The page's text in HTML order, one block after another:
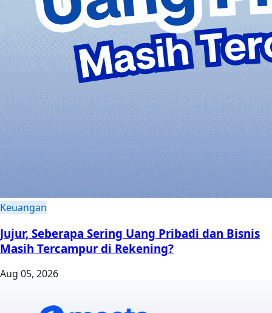
Keuangan
Jujur, Seberapa Sering Uang Pribadi dan Bisnis
Masih Tercampur di Rekening?
Aug 05, 2026